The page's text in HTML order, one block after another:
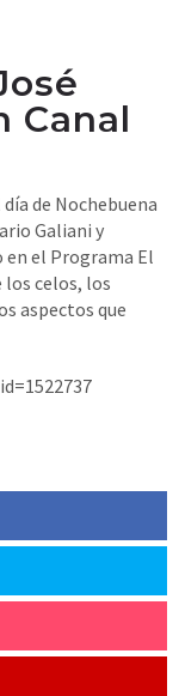
Canal
de Nochebuena
Galiani y
el Programa El
los celos, los
aspectos que